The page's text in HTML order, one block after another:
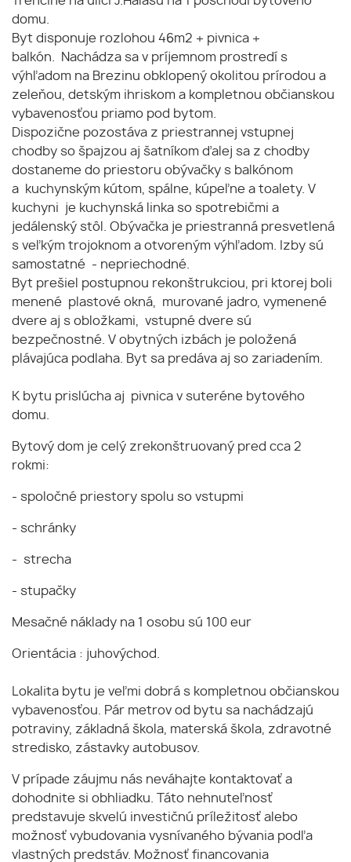
domu.
Byt disponuje rozlohou 46m2 + pivnica +
balkón. Nachádza sa v príjemnom prostredí s
výhľadom na Brezinu obklopený okolitou prírodou a
zeleňou, detským ihriskom a kompletnou občianskou
vybavenosťou priamo pod bytom.
Dispozične pozostáva z priestrannej vstupnej
chodby so špajzou aj šatníkom ďalej sa z chodby
dostaneme do priestoru obývačky s balkónom
a kuchynským kútom, spálne, kúpeľne a toalety. V
kuchyni je kuchynská linka so spotrebičmi a
jedálenský stôl. Obývačka je priestranná presvetlená
s veľkým trojoknom a otvoreným výhľadom. Izby sú
samostatné - nepriechodné.
Byt prešiel postupnou rekonštrukciou, pri ktorej boli
menené plastové okná, murované jadro, vymenené
dvere aj s obložkami, vstupné dvere sú
bezpečnostné. V obytných izbách je položená
plávajúca podlaha. Byt sa predáva aj so zariadením.
K bytu prislúcha aj pivnica v suteréne bytového
domu.
Bytový dom je celý zrekonštruovaný pred cca 2
rokmi:
- spoločné priestory spolu so vstupmi
- schránky
- strecha
- stupačky
Mesačné náklady na 1 osobu sú 100 eur
Orientácia : juhovýchod.
Lokalita bytu je veľmi dobrá s kompletnou občianskou
vybavenosťou. Pár metrov od bytu sa nachádzajú
potraviny, základná škola, materská škola, zdravotné
stredisko, zástavky autobusov.
V prípade záujmu nás neváhajte kontaktovať a
dohodnite si obhliadku. Táto nehnuteľnosť
predstavuje skvelú investičnú príležitosť alebo
možnosť vybudovania vysnívaného bývania podľa
vlastných predstáv. Možnosť financovania